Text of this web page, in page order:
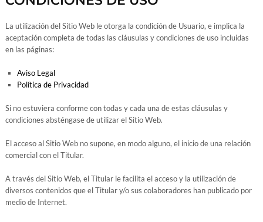
La utilización del Sitio Web le otorga la condición de Usuario, e implica la
aceptación completa de todas las cláusulas y condiciones de uso incluidas
en las páginas:
Aviso Legal
Política de Privacidad
Si no estuviera conforme con todas y cada una de estas cláusulas y
condiciones absténgase de utilizar el Sitio Web.
El acceso al Sitio Web no supone, en modo alguno, el inicio de una relación
comercial con el Titular.
A través del Sitio Web, el Titular le facilita el acceso y la utilización de
diversos contenidos que el Titular y/o sus colaboradores han publicado por
medio de Internet.